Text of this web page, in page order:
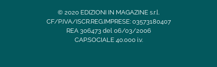
© 2020 EDIZIONI IN MAGAZINE s.r.l.
CF/P.IVA/ISCR.REG.IMPRESE: 03573180407
REA 306473 del 06/03/2006
CAP.SOCIALE 40.000 i.v.